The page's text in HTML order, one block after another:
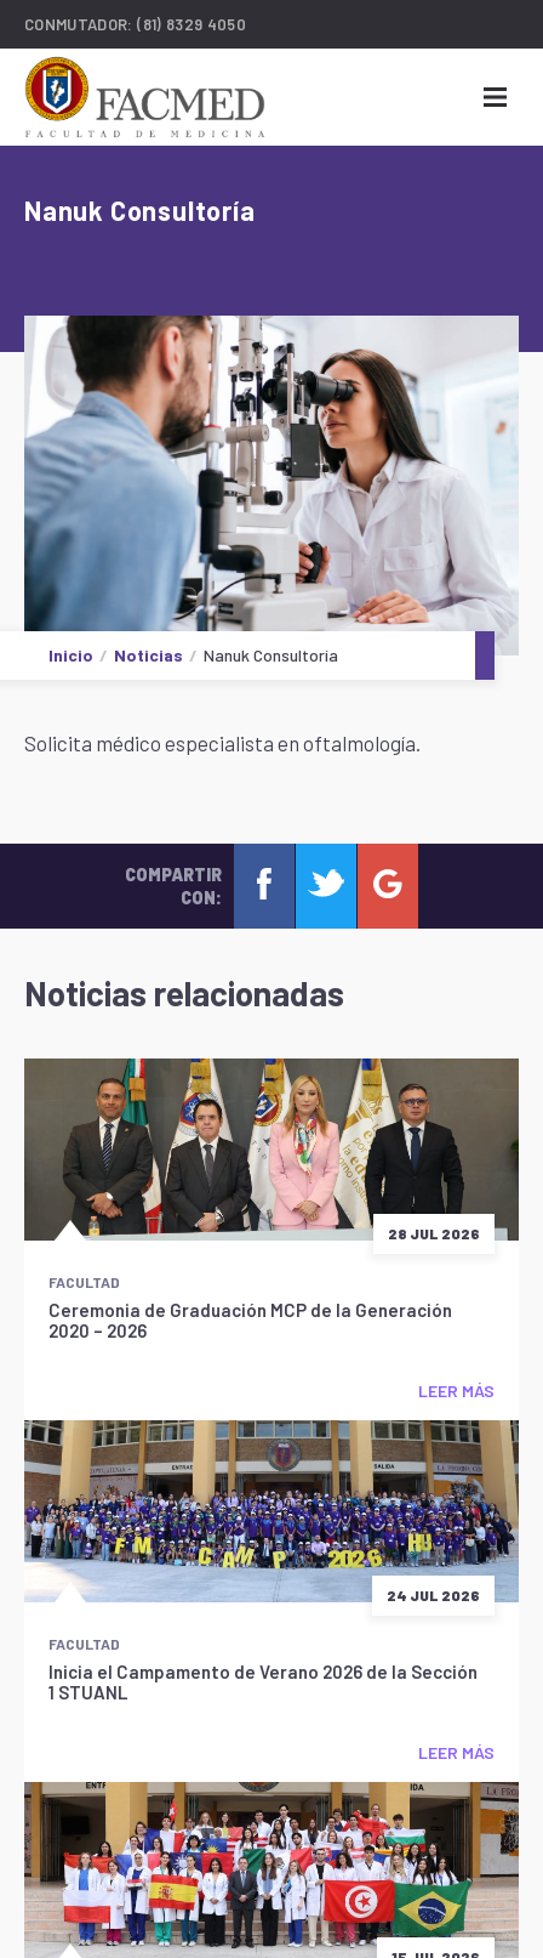
CONMUTADOR:(81) 8329 4050
Nanuk Consultoría
Inicio Noticias Nanuk Consultoría
Solicita médico especialista en oftalmología.
COMPARTIR
CON:
Noticias relacionadas
28 JUL 2026
FACULTAD
Ceremonia de Graduación MCP de la Generación
2020 – 2026
LEER MÁS
24 JUL 2026
FACULTAD
Inicia el Campamento de Verano 2026 de la Sección
1 STUANL
LEER MÁS